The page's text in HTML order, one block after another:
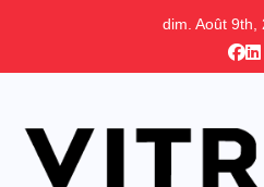
dim. Août 9th,